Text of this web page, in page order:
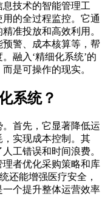
技术的智能管理工
的全过程监控。它通
准投放和高效利用。
警、成本核算等，帮
融入‘精细化系统’的
是可操作的现实。
系统？
首先，它显著降低运
实现成本控制。其
工错误和时间浪费。
者优化采购策略和库
还能增强医疗安全，
个提升整体运营效率